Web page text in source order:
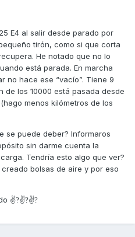
E4 al salir desde parado por
tirón, como si que corta
He notado que no lo
está parada. En marcha
no hace ese “vacío”. Tiene 9
de los 10000 está pasada desde
menos kilómetros de los
se puede deber? Informaros
sin darme cuenta la
Tendría esto algo que ver?
bolsas de aire y por eso
✌?✌?✌?